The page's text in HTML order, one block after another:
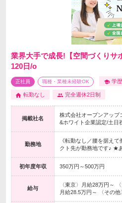
業界大手で成長!【空間づくりサ
120日/o
正社員 職種・業種未経験OK 学
転勤なし 完全週休2日制
掲載社名
株式会社オープンアップ
&ホワイト企業認定/土日
勤務地
《転勤なし／腰を据え
クト先が勤務地です♪ ★
初年度年収 350万円～500万円
給与
〈東京〉月給28万円～
月給28.5万円～ 〈その